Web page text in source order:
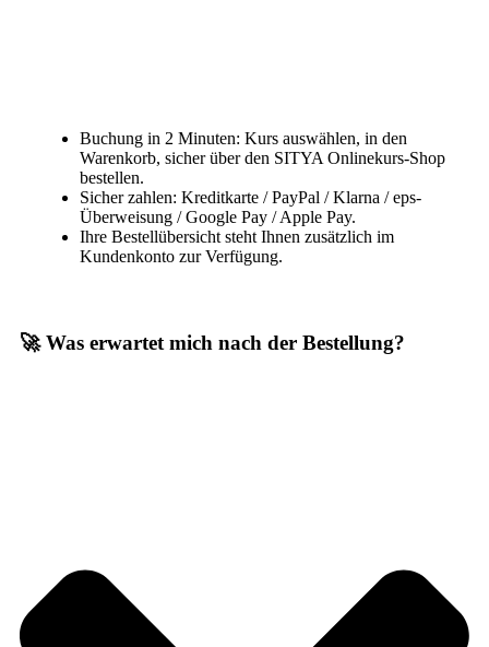
Buchung in 2 Minuten: Kurs auswählen, in den
Warenkorb, sicher über den SITYA Onlinekurs-Shop
bestellen.
Sicher zahlen: Kreditkarte / PayPal / Klarna / eps-
Überweisung / Google Pay / Apple Pay.
Ihre Bestellübersicht steht Ihnen zusätzlich im
Kundenkonto zur Verfügung.
🚀 Was erwartet mich nach der Bestellung?